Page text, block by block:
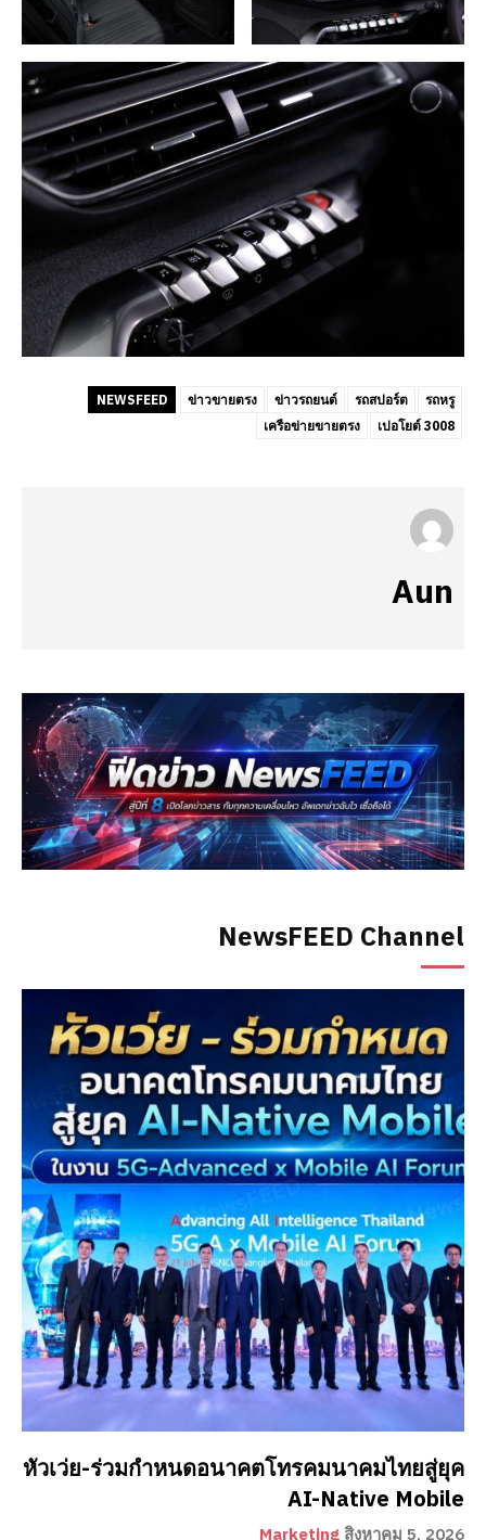
NewsFEED Channel
หัวเว่ย-ร่วมกำหนดอนาคตโทรคมนาคมไทยสู่ยุค
AI-Native Mobile
Marketing สิงหาคม 5, 2026
NEWSFEED ข่าวขายตรง ข่าวรถยนต์ รถสปอร์ต
รถหรู
เครือข่ายขายตรง
เปอโยต์ 3008
Aun